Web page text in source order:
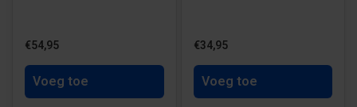
€54,95
Voeg toe
€34,95
Voeg toe